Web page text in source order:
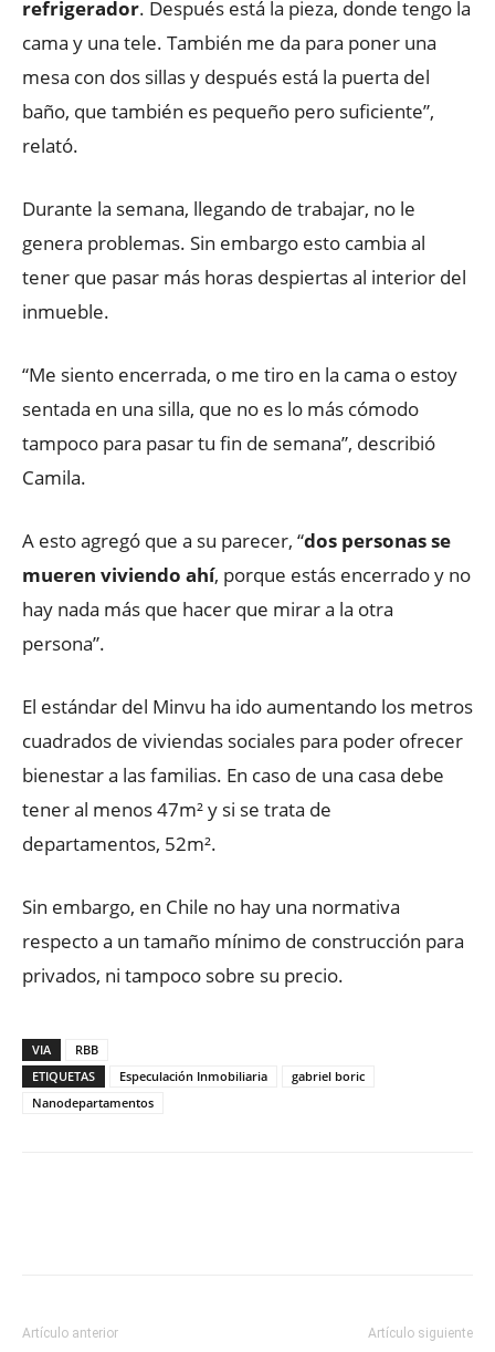
refrigerador. Después está la pieza, donde tengo la
cama y una tele. También me da para poner una
mesa con dos sillas y después está la puerta del
baño, que también es pequeño pero suficiente”,
relató.
Durante la semana, llegando de trabajar, no le
genera problemas. Sin embargo esto cambia al
tener que pasar más horas despiertas al interior del
inmueble.
“Me siento encerrada, o me tiro en la cama o estoy
sentada en una silla, que no es lo más cómodo
tampoco para pasar tu fin de semana”, describió
Camila.
A esto agregó que a su parecer, “dos personas se
mueren viviendo ahí, porque estás encerrado y no
hay nada más que hacer que mirar a la otra
persona”.
El estándar del Minvu ha ido aumentando los metros
cuadrados de viviendas sociales para poder ofrecer
bienestar a las familias. En caso de una casa debe
tener al menos 47m² y si se trata de
departamentos, 52m².
Sin embargo, en Chile no hay una normativa
respecto a un tamaño mínimo de construcción para
privados, ni tampoco sobre su precio.
VIA
RBB
ETIQUETAS
Especulación Inmobiliaria
gabriel boric
Nanodepartamentos
Artículo anterior Artículo siguiente